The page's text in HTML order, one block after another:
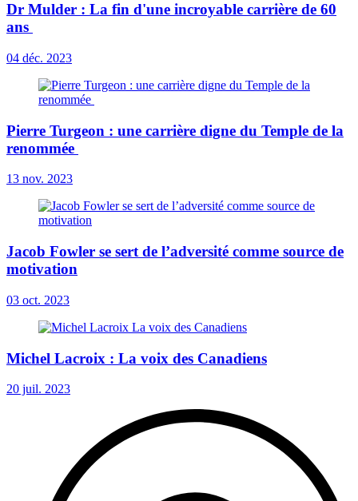
Dr Mulder : La fin d'une incroyable carrière de 60
ans
04 déc. 2023
Pierre Turgeon : une carrière digne du Temple de la
renommée
13 nov. 2023
Jacob Fowler se sert de l’adversité comme source de
motivation
03 oct. 2023
Michel Lacroix : La voix des Canadiens
20 juil. 2023